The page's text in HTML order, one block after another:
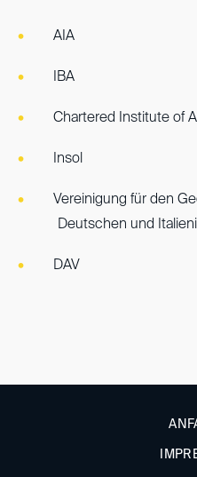
AIA
IBA
Chartered Institute of
Insol
Vereinigung für den
Deutschen und
DAV